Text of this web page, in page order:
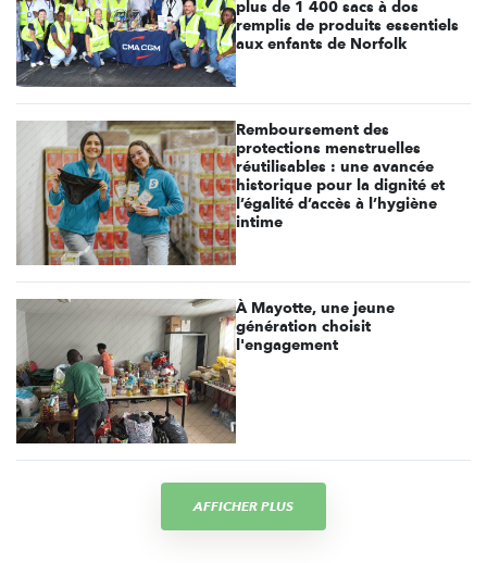
plus de 1 400 sacs à dos
remplis de produits essentiels
aux enfants de Norfolk
Remboursement des
protections menstruelles
réutilisables : une avancée
historique pour la dignité et
l’égalité d’accès à l’hygiène
intime
À Mayotte, une jeune
génération choisit
l'engagement
AFFICHER PLUS